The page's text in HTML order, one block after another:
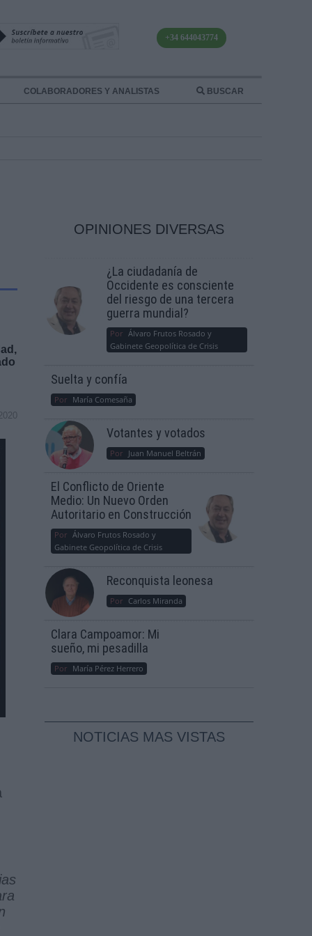
+34 644043774
COLABORADORES Y ANALISTAS BUSCAR
OPINIONES DIVERSAS
¿La ciudadanía de
Occidente es consciente
del riesgo de una tercera
guerra mundial?
Por Álvaro Frutos Rosado y
Gabinete Geopolítica de Crisis
Suelta y confía
Por María Comesaña
Votantes y votados
Por Juan Manuel Beltrán
El Conflicto de Oriente
Medio: Un Nuevo Orden
Autoritario en Construcción
Por Álvaro Frutos Rosado y
Gabinete Geopolítica de Crisis
Reconquista leonesa
Por Carlos Miranda
Clara Campoamor: Mi
sueño, mi pesadilla
Por María Pérez Herrero
NOTICIAS MAS VISTAS